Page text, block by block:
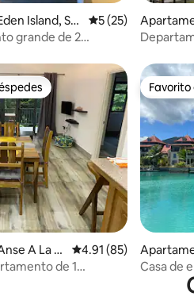
Island, Se
Calificación
5 (25)
grande de 2
A La M
Calificación
4.91 (85)
de 1
Casa de